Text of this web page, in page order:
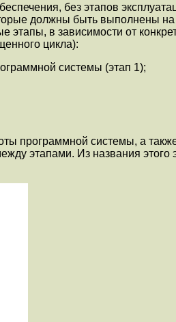
без этапов
должны быть выполнены
этапы, в зависимости от
цикла):
системы (этап 1);
программной системы, а
этапами. Из названия